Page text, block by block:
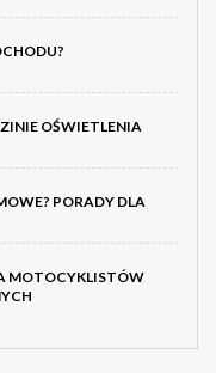
OŚWIETLENIA
PORADY DLA
MOTOCYKLISTÓW